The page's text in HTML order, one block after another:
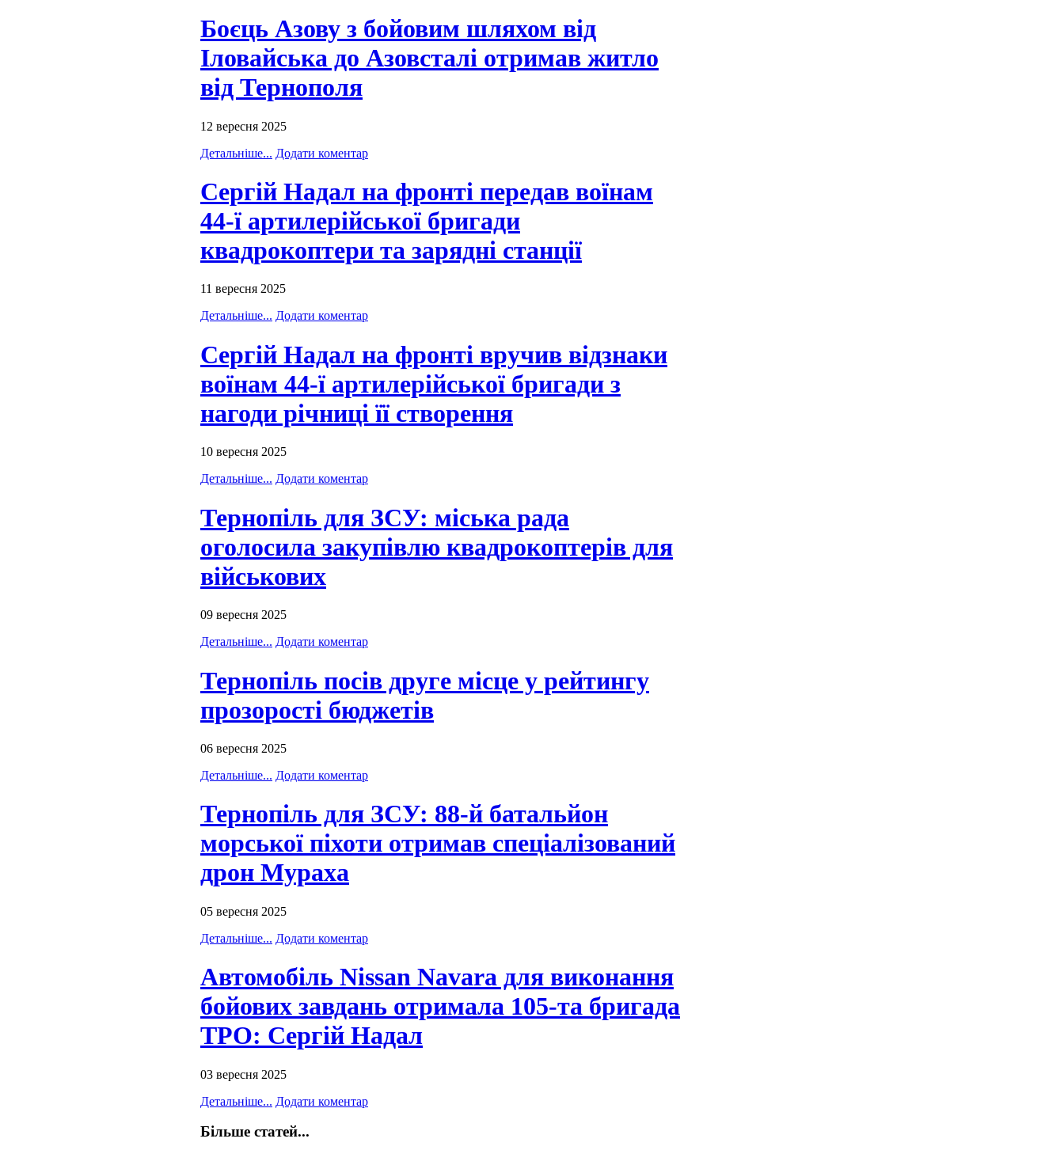
Боєць Азову з бойовим шляхом від
Іловайська до Азовсталі отримав житло
від Тернополя
12 вересня 2025
Детальніше... Додати коментар
Сергій Надал на фронті передав воїнам
44-ї артилерійської бригади
квадрокоптери та зарядні станції
11 вересня 2025
Детальніше... Додати коментар
Сергій Надал на фронті вручив відзнаки
воїнам 44-ї артилерійської бригади з
нагоди річниці її створення
10 вересня 2025
Детальніше... Додати коментар
Тернопіль для ЗСУ: міська рада
оголосила закупівлю квадрокоптерів для
військових
09 вересня 2025
Детальніше... Додати коментар
Тернопіль посів друге місце у рейтингу
прозорості бюджетів
06 вересня 2025
Детальніше... Додати коментар
Тернопіль для ЗСУ: 88-й батальйон
морської піхоти отримав спеціалізований
дрон Мураха
05 вересня 2025
Детальніше... Додати коментар
Автомобіль Nissan Navara для виконання
бойових завдань отримала 105-та бригада
ТРО: Сергій Надал
03 вересня 2025
Детальніше... Додати коментар
Більше статей...